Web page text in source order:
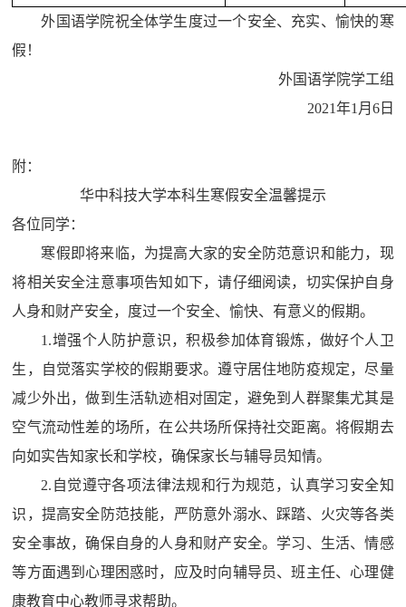
外国语学院祝全体学生度过一个安全、充实、愉快的寒
假！
外国语学院学工组
2021年1 月 6日
附：
华中科技大学本科生寒假安全温馨提示
各位同学：
寒假即将来临，为提高大家的安全防范意识和能力，现
将相关安全注意事项告知如下，请仔细阅读，切实保护自身
人身和财产安全，度过一个安全、愉快、有意义的假期。
1.增强个人防护意识，积极参加体育锻炼，做好个人卫
生，自觉落实学校的假期要求。遵守居住地防疫规定，尽量
减少外出，做到生活轨迹相对固定，避免到人群聚集尤其是
空气流动性差的场所，在公共场所保持社交距离。将假期去
向如实告知家长和学校，确保家长与辅导员知情。
2. 自觉遵守各项法律法规和行为规范，认真学习安全知
识，提高安全防范技能，严防意外溺水、踩踏、火灾等各类
安全事故，确保自身的人身和财产安全。学习、生活、情感
等方面遇到心理困惑时，应及时向辅导员、班主任、心理健
康教育中心教师寻求帮助。